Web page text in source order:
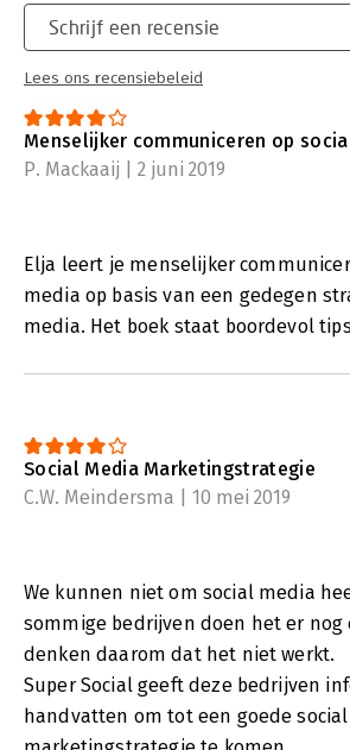
Schrijf een recensie
Lees ons recensiebeleid
Menselijker communiceren op
P. Mackaaij | 2 juni 2019
Elja leert je menselijker
media op basis van een gedegen
media. Het boek staat boordevol
Social Media Marketingstrategie
C.W. Meindersma | 10 mei 2019
We kunnen niet om social media
sommige bedrijven doen het er nog
denken daarom dat het niet werkt.
Super Social geeft deze bedrijven
handvatten om tot een goede